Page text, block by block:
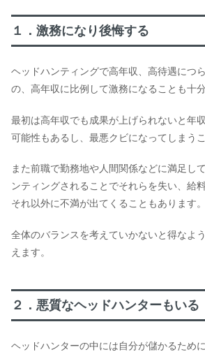
１．激務になり後悔する
ヘッドハンティングで高年収、高待遇につ
の、高年収に比例して激務になることも十
最初は高年収でも成果が上げられないと年
可能性もあるし、最悪クビになってしまうこ
また前職で勤務地や人間関係などに満足し
ンティングされることでそれらを失い、給
それ以外に不満が出てくることもあります。
全体のバランスを考えていかないと得なよ
えます。
２．悪質なヘッドハンターもいる
ヘッドハンターの中には自分が儲かるため